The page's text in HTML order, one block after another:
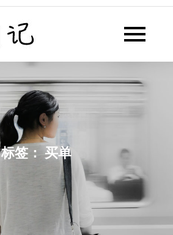
懂懂日记网每天同步更新懂懂学
标签：买单